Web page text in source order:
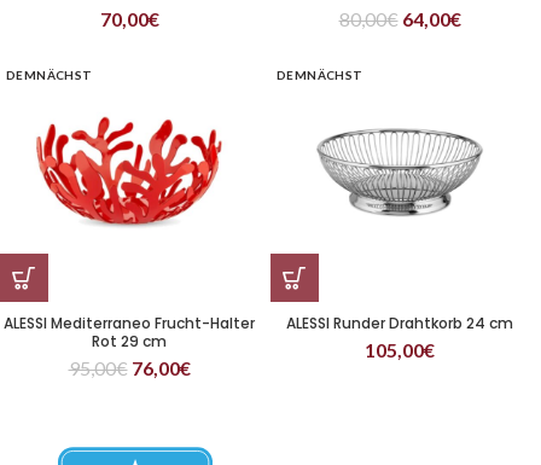
70,00€ 80,00€ 64,00€
DEMNÄCHST
ALESSI Mediterraneo Frucht-Halter
Rot 29 cm
95,00€ 76,00€
DEMNÄCHST
ALESSI Runder Drahtkorb 24 cm
105,00€